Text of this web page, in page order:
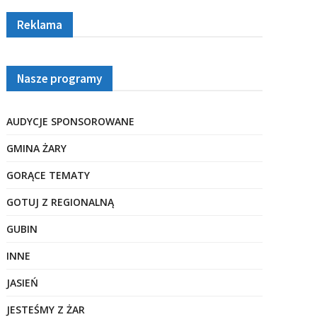
Reklama
Nasze programy
AUDYCJE SPONSOROWANE
GMINA ŻARY
GORĄCE TEMATY
GOTUJ Z REGIONALNĄ
GUBIN
INNE
JASIEŃ
JESTEŚMY Z ŻAR